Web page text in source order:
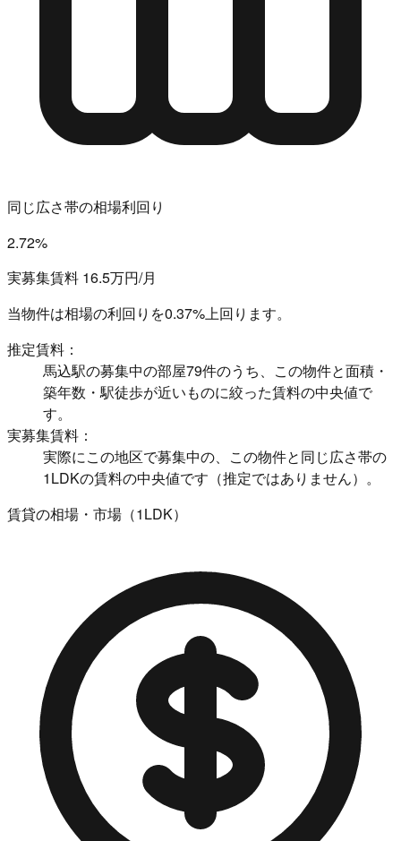
同じ広さ帯の相場利回り
2.72%
実募集賃料 16.5万円/月
当物件は相場の利回りを0.37%上回ります。
推定賃料：
馬込駅の募集中の部屋79件のうち、この物件と面積・
築年数・駅徒歩が近いものに絞った賃料の中央値で
す。
実募集賃料：
実際にこの地区で募集中の、この物件と同じ広さ帯の
1LDKの賃料の中央値です（推定ではありません）。
賃貸の相場・市場（1LDK）